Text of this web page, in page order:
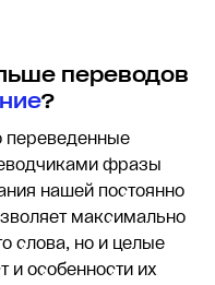
переводов
?
переведенные
фразы
нашей постоянно
максимально
слова, но и целые
и особенности их